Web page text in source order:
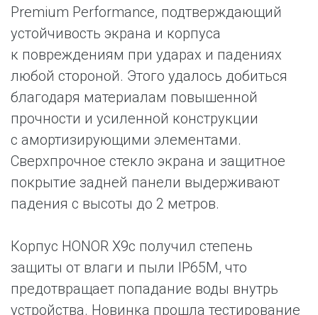
Premium Performance, подтверждающий
устойчивость экрана и корпуса
к повреждениям при ударах и падениях
любой стороной. Этого удалось добиться
благодаря материалам повышенной
прочности и усиленной конструкции
с амортизирующими элементами.
Сверхпрочное стекло экрана и защитное
покрытие задней панели выдерживают
падения с высоты до 2 метров.
Корпус HONOR X9c получил степень
защиты от влаги и пыли IP65M, что
предотвращает попадание воды внутрь
устройства. Новинка прошла тестирование